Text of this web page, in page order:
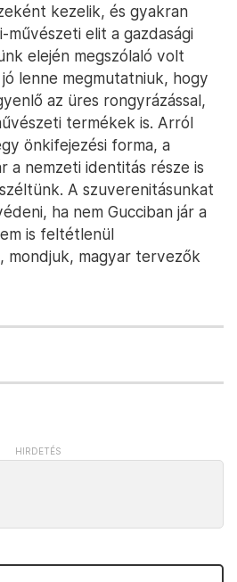
kezelik, és gyakran
művészeti elit a gazdasági
elején megszólaló volt
lenne megmutatniuk, hogy
az üres rongyrázással,
termékek is. Arról
önkifejezési forma, a
a nemzeti identitás része is
A szuverenitásunkat
ha nem Gucciban jár a
is feltétlenül
mondjuk, magyar tervezők